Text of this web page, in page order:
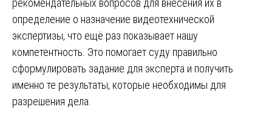
рекомендательных вопросов для внесения их в
определение о назначение видеотехнической
экспертизы, что ещё раз показывает нашу
компетентность. Это помогает суду правильно
сформулировать задание для эксперта и получить
именно те результаты, которые необходимы для
разрешения дела.